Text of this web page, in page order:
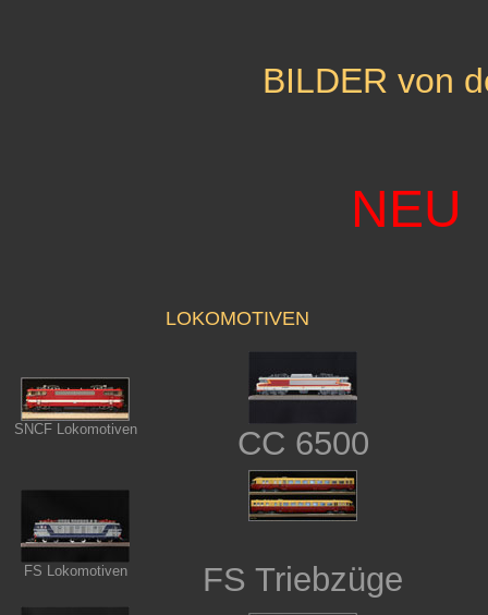
BILDER von
NEU
LOKOMOTIVEN
SNCF Lokomotiven CC 6500
FS Lokomotiven FS Triebzüge